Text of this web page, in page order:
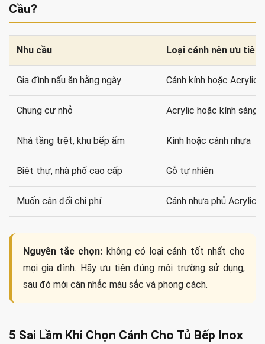
Cầu?
Nhu cầu Loại cánh nên ưu tiên
Gia đình nấu ăn hằng ngày Cánh kính hoặc Acrylic
Chung cư nhỏ Acrylic hoặc kính sáng
Nhà tầng trệt, khu bếp ẩm Kính hoặc cánh nhựa
Biệt thự, nhà phố cao cấp Gỗ tự nhiên
Muốn cân đối chi phí Cánh nhựa phủ Acrylic/
Nguyên tắc chọn: không có loại cánh tốt nhất cho
mọi gia đình. Hãy ưu tiên đúng môi trường sử dụng,
sau đó mới cân nhắc màu sắc và phong cách.
5 Sai Lầm Khi Chọn Cánh Cho Tủ Bếp Inox